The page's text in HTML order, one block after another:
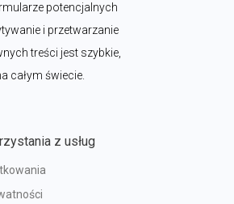
potencjalnych
i przetwarzanie
treści jest szybkie,
całym świecie.
z usług